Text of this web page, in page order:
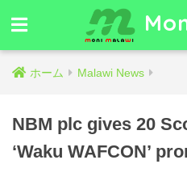
ホーム Malawi News
NBM plc gives 20
‘Waku WAFCON’